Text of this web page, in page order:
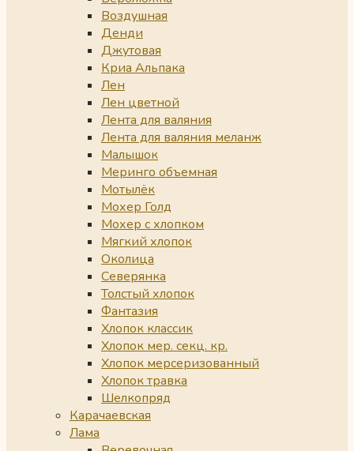
Воздушная
Денди
Джутовая
Криа Альпака
Лен
Лен цветной
Лента для валяния
Лента для валяния меланж
Малышок
Меринго объемная
Мотылёк
Мохер Голд
Мохер с хлопком
Мягкий хлопок
Околица
Северянка
Толстый хлопок
Фантазия
Хлопок классик
Хлопок мер. секц. кр.
Хлопок мерсеризованный
Хлопок травка
Шелкопряд
Карачаевская
Лама